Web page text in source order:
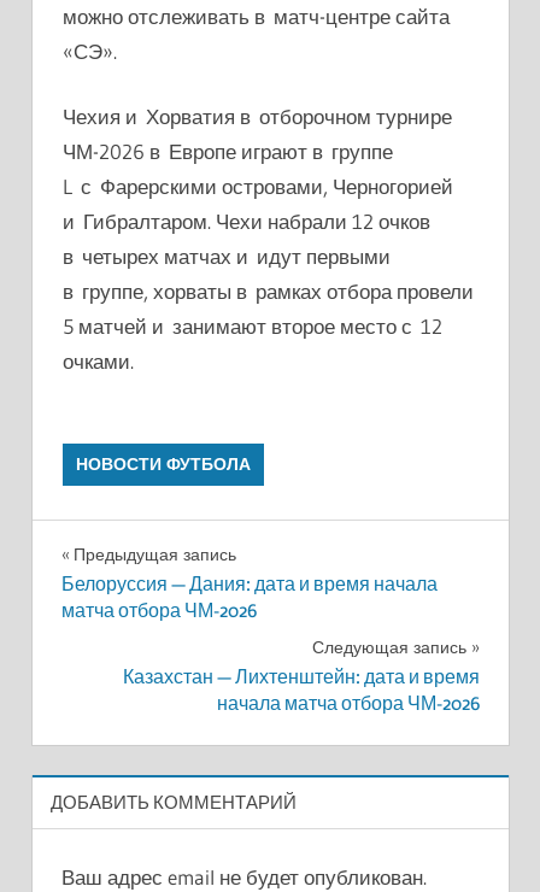
можно отслеживать в матч-центре сайта
«СЭ».
Чехия и Хорватия в отборочном турнире
ЧМ-2026 в Европе играют в группе
L с Фарерскими островами, Черногорией
и Гибралтаром. Чехи набрали 12 очков
в четырех матчах и идут первыми
в группе, хорваты в рамках отбора провели
5 матчей и занимают второе место с 12
очками.
НОВОСТИ ФУТБОЛА
Навигация
по
Предыдущая запись
Белоруссия — Дания: дата и время начала
матча отбора ЧМ-2026
Следующая запись
Казахстан — Лихтенштейн: дата и время
начала матча отбора ЧМ-2026
ДОБАВИТЬ КОММЕНТАРИЙ
Ваш адрес email не будет опубликован.